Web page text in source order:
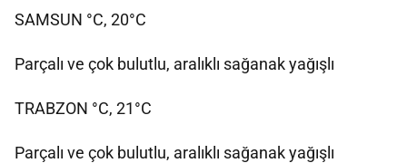
SAMSUN °C, 20°C
Parçalı ve çok bulutlu, aralıklı sağanak yağışlı
TRABZON °C, 21°C
Parçalı ve çok bulutlu, aralıklı sağanak yağışlı